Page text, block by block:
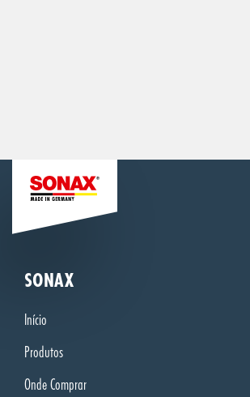
SONAX
Início
Produtos
Onde Comprar